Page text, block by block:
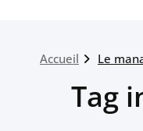
Accueil Le
Tag